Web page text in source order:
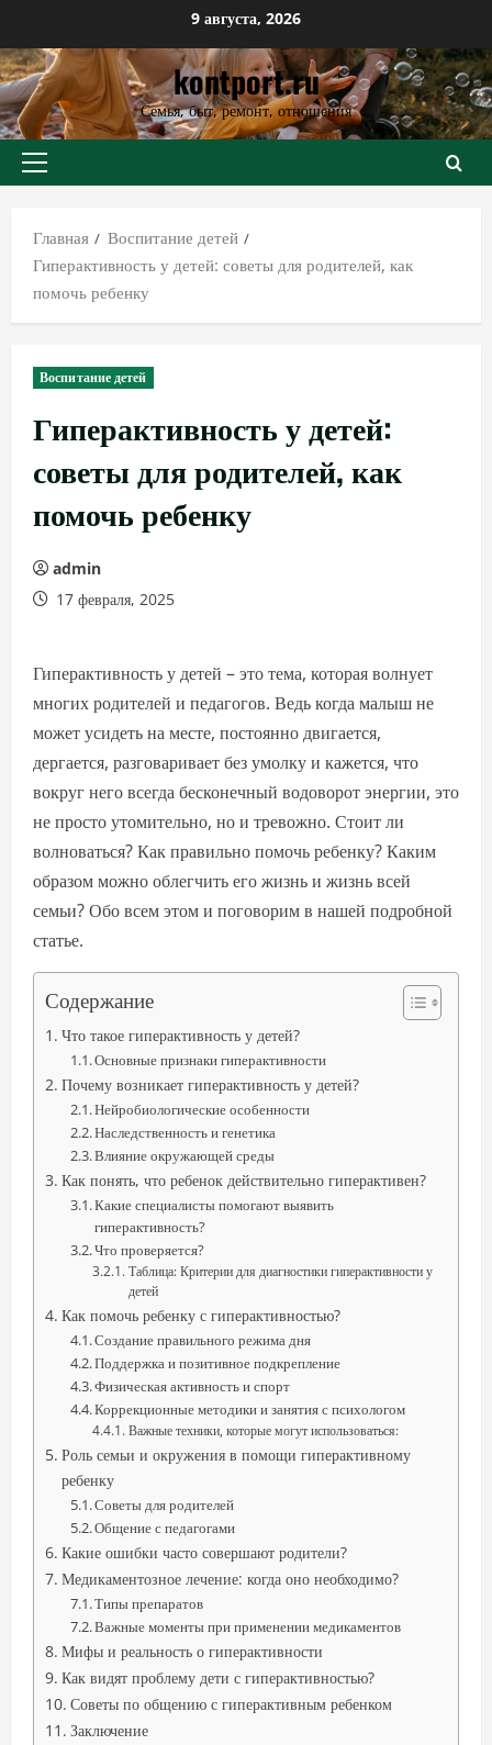
к
содержимому
9 августа, 2026
kontport.ru
Семья, быт, ремонт, отношения
Основное
Главная
Воспитание детей
Гиперактивность у детей: советы для родителей, как
помочь ребенку
Воспитание детей
Гиперактивность у детей:
советы для родителей, как
помочь ребенку
admin
17 февраля, 2025
Гиперактивность у детей – это тема, которая волнует
многих родителей и педагогов. Ведь когда малыш не
может усидеть на месте, постоянно двигается,
дергается, разговаривает без умолку и кажется, что
вокруг него всегда бесконечный водоворот энергии, это
не просто утомительно, но и тревожно. Стоит ли
волноваться? Как правильно помочь ребенку? Каким
образом можно облегчить его жизнь и жизнь всей
семьи? Обо всем этом и поговорим в нашей подробной
статье.
Содержание
Что такое гиперактивность у детей?
Основные признаки гиперактивности
Почему возникает гиперактивность у детей?
Нейробиологические особенности
Наследственность и генетика
Влияние окружающей среды
Как понять, что ребенок действительно гиперактивен?
Какие специалисты помогают выявить
гиперактивность?
Что проверяется?
Таблица: Критерии для диагностики гиперактивности у
детей
Как помочь ребенку с гиперактивностью?
Создание правильного режима дня
Поддержка и позитивное подкрепление
Физическая активность и спорт
Коррекционные методики и занятия с психологом
Важные техники, которые могут использоваться:
Роль семьи и окружения в помощи гиперактивному
ребенку
Советы для родителей
Общение с педагогами
Какие ошибки часто совершают родители?
Медикаментозное лечение: когда оно необходимо?
Типы препаратов
Важные моменты при применении медикаментов
Мифы и реальность о гиперактивности
Как видят проблему дети с гиперактивностью?
Советы по общению с гиперактивным ребенком
Заключение